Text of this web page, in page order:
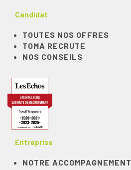
Candidat
TOUTES NOS OFFRES
TOMA RECRUTE
NOS CONSEILS
Entreprise
NOTRE ACCOMPAGNEMENT